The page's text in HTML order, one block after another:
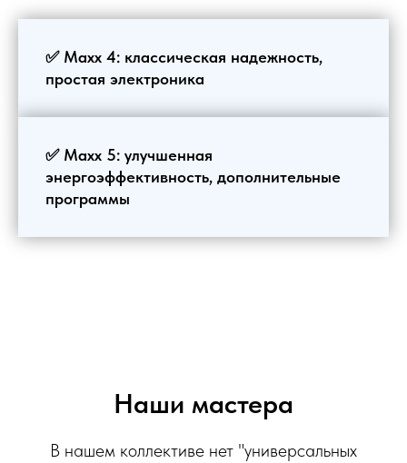
✅ Maxx 4: классическая надежность,
простая электроника
✅ Maxx 5: улучшенная
энергоэффективность, дополнительные
программы
Наши мастера
В нашем коллективе нет "универсальных